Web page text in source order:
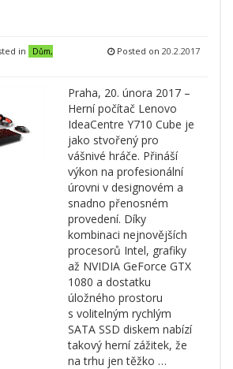
in
Dům,
Posted on 20.2.2017
Praha, 20. února 2017 –
Herní počítač Lenovo
IdeaCentre Y710 Cube je
jako stvořený pro
vášnivé hráče. Přináší
výkon na profesionální
úrovni v designovém a
snadno přenosném
provedení. Díky
kombinaci nejnovějších
procesorů Intel, grafiky
až NVIDIA GeForce GTX
1080 a dostatku
úložného prostoru
s volitelným rychlým
SATA SSD diskem nabízí
takový herní zážitek, že
na trhu jen těžko …